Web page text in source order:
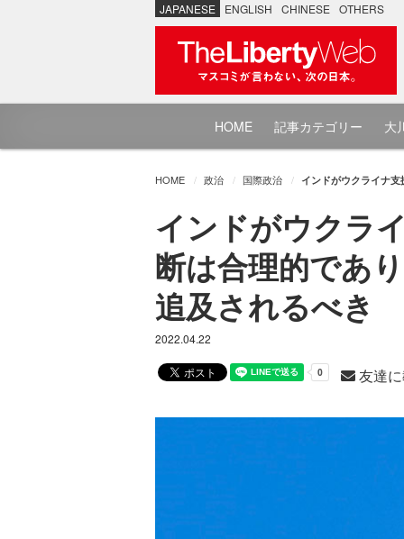
JAPANESE ENGLISH CHINESE OTHERS
HOME 記事カテゴリー 大
HOME 政治 国際政治 インドがウクライナ
インドがウクラ
断は合理的であ
追及されるべき
2022.04.22
友達